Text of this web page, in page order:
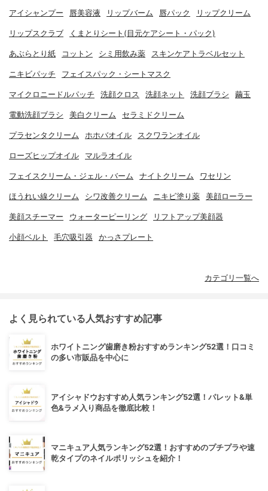
アイシャンプー 唇美容液 リップバーム 唇パック リップクリーム
リップスクラブ くまとりシート(目元ケアシート・パック)
あぶらとり紙 コットン シミ用飲み薬 スキンケアトラベルセット
ニキビパッチ フェイスパック・シートマスク
マイクロニードルパッチ 洗顔クロス 洗顔ネット 洗顔ブラシ 繭玉
電動洗顔ブラシ 美白クリーム セラミドクリーム
プラセンタクリーム ホホバオイル スクワランオイル
ローズヒップオイル マルラオイル
フェイスクリーム・ジェル・バーム ナイトクリーム ワセリン
ほうれい線クリーム シワ改善クリーム ニキビ塗り薬 美顔ローラー
美顔スチーマー ウォーターピーリング リフトアップ美顔器
小顔ベルト 毛穴吸引器 かっさプレート
カテゴリ一覧へ
よく見られている人気おすすめ記事
ホワイトニング歯磨き粉おすすめランキング52選！口コミ
の多い市販品を中心に
アイシャドウおすすめ人気ランキング52選！パレット&単
色&ラメ入り商品を徹底比較！
マニキュア人気ランキング52選！おすすめのプチプラや速
乾タイプのネイルポリッシュを紹介！